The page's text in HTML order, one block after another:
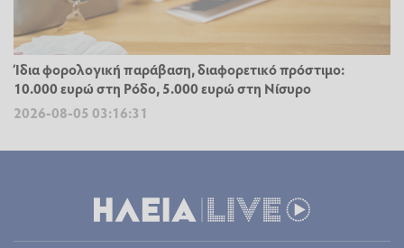
Ίδια φορολογική παράβαση, διαφορετικό πρόστιμο:
10.000 ευρώ στη Ρόδο, 5.000 ευρώ στη Νίσυρο
2026-08-05 03:16:31